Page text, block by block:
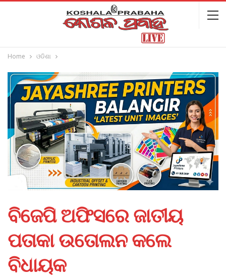
Home ଓଡିଶା
ବିଜେପି ଅଫିସରେ ଜାତୀୟ
ପତାକା ଉତୋଲନ କଲେ
ବିଧାୟକ